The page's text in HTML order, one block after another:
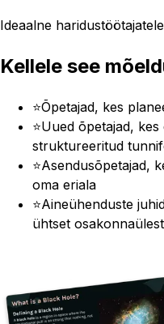
Ideaalne haridustöötajatele
Kellele see
⭐Õpetajad, kes
⭐Uued õpetajad,
struktureeritud
⭐Asendusõpetajad,
oma eriala
⭐Aineühenduste
ühtset